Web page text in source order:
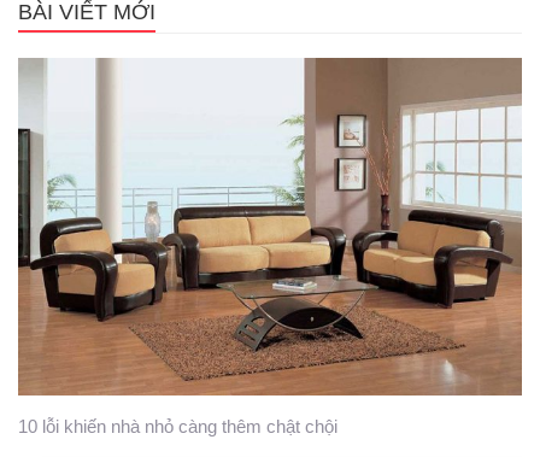
BÀI VIẾT MỚI
10 lỗi khiến nhà nhỏ càng thêm chật chội